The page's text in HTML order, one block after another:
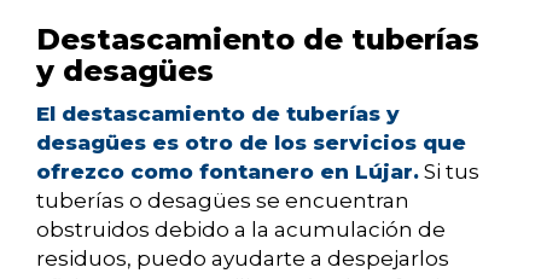
Destascamiento de tuberías
y desagües
El destascamiento de tuberías y
desagües es otro de los servicios que
ofrezco como fontanero en Lújar. Si tus
tuberías o desagües se encuentran
obstruidos debido a la acumulación de
residuos, puedo ayudarte a despejarlos